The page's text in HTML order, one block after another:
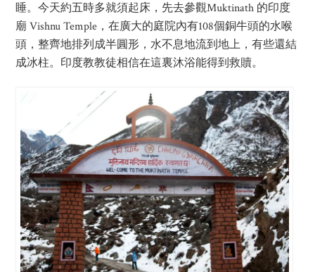
睡。今天約五時多就須起床，先去參觀Muktinath 的印度
廟 Vishnu Temple，在廣大的庭院內有108個銅牛頭的水喉
頭，整齊地排列成半圓形，水不息地流到地上，有些還結
成冰柱。印度教教徒相信在這裏沐浴能得到救贖。